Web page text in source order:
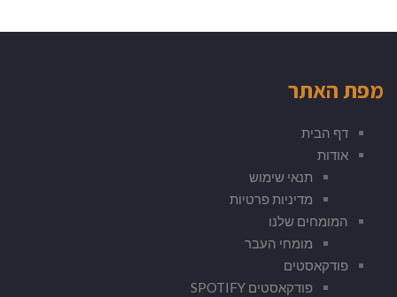
מפת האתר
דף הבית
אודות
תנאי שימוש
מדיניות פרטיות
המומחים שלנו
מומחי העבר
פודקאסטים
פודקאסטים SPOTIFY